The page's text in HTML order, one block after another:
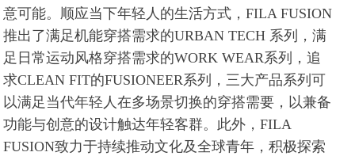
意可能。顺应当下年轻人的生活方式，FILA FUSION
推出了满足机能穿搭需求的URBAN TECH 系列，满
足日常运动风格穿搭需求的WORK WEAR系列，追
求CLEAN FIT的FUSIONEER系列，三大产品系列可
以满足当代年轻人在多场景切换的穿搭需要，以兼备
功能与创意的设计触达年轻客群。此外，FILA
FUSION致力于持续推动文化及全球青年，积极探索